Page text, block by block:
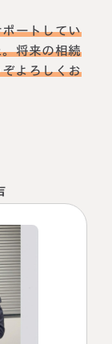
ートしてい
将来の相続
よろしくお